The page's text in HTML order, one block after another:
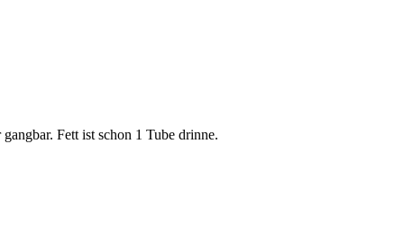
Fett ist schon 1 Tube drinne.